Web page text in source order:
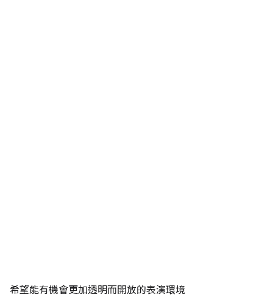
希望能有機會更加透明而開放的表演環境